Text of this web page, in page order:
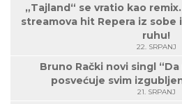
„Tajland“ se vratio kao
streamova hit Repera iz sobe
ruhu!
22. SRPANJ
Bruno Rački novi singl
posvećuje svim
21. SRPANJ